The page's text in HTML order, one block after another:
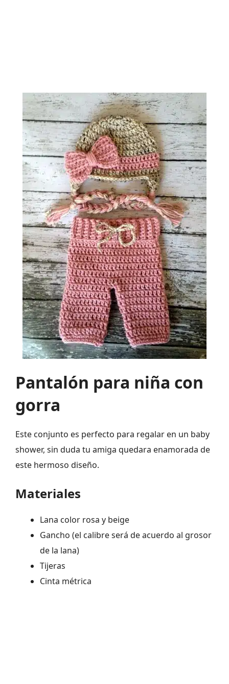
Pantalón para niña con
gorra
Este conjunto es perfecto para regalar en un baby
shower, sin duda tu amiga quedara enamorada de
este hermoso diseño.
Materiales
Lana color rosa y beige
Gancho (el calibre será de acuerdo al grosor
de la lana)
Tijeras
Cinta métrica